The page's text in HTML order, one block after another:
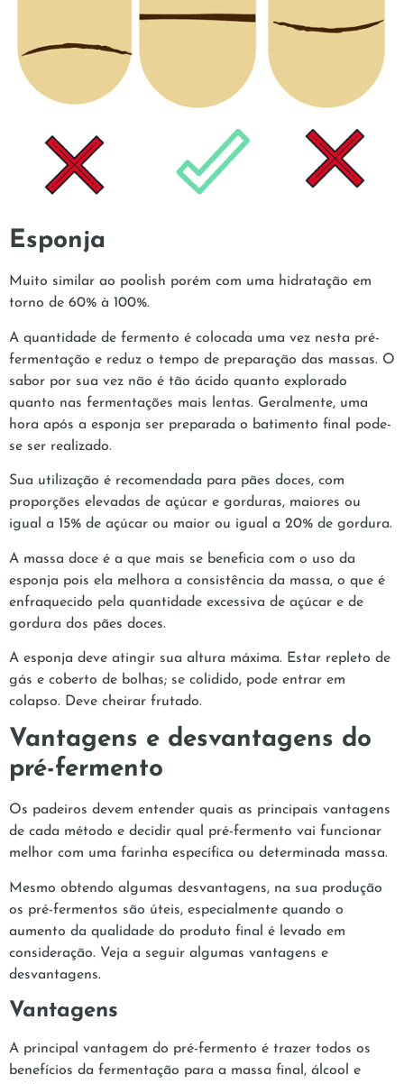
Esponja
Muito similar ao poolish porém com uma hidratação em
torno de 60% à 100%.
A quantidade de fermento é colocada uma vez nesta pré-
fermentação e reduz o tempo de preparação das massas. O
sabor por sua vez não é tão ácido quanto explorado
quanto nas fermentações mais lentas. Geralmente, uma
hora após a esponja ser preparada o batimento final pode-
se ser realizado.
Sua utilização é recomendada para pães doces, com
proporções elevadas de açúcar e gorduras, maiores ou
igual a 15% de açúcar ou maior ou igual a 20% de gordura.
A massa doce é a que mais se beneficia com o uso da
esponja pois ela melhora a consistência da massa, o que é
enfraquecido pela quantidade excessiva de açúcar e de
gordura dos pães doces.
A esponja deve atingir sua altura máxima. Estar repleto de
gás e coberto de bolhas; se colidido, pode entrar em
colapso. Deve cheirar frutado.
Vantagens e desvantagens do
pré-fermento
Os padeiros devem entender quais as principais vantagens
de cada método e decidir qual pré-fermento vai funcionar
melhor com uma farinha específica ou determinada massa.
Mesmo obtendo algumas desvantagens, na sua produção
os pré-fermentos são úteis, especialmente quando o
aumento da qualidade do produto final é levado em
consideração. Veja a seguir algumas vantagens e
desvantagens.
Vantagens
A principal vantagem do pré-fermento é trazer todos os
benefícios da fermentação para a massa final, álcool e